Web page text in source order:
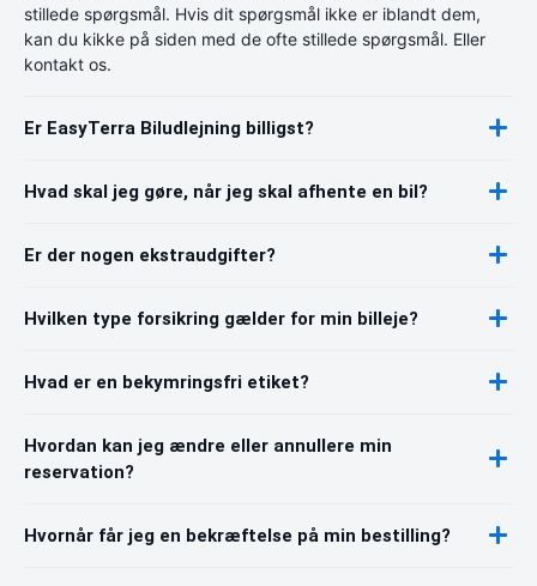
stillede spørgsmål. Hvis dit spørgsmål ikke er iblandt dem,
kan du kikke på siden med de ofte stillede spørgsmål. Eller
kontakt os.
Er EasyTerra Biludlejning billigst?
Hvad skal jeg gøre, når jeg skal afhente en bil?
Er der nogen ekstraudgifter?
Hvilken type forsikring gælder for min billeje?
Hvad er en bekymringsfri etiket?
Hvordan kan jeg ændre eller annullere min
reservation?
Hvornår får jeg en bekræftelse på min bestilling?